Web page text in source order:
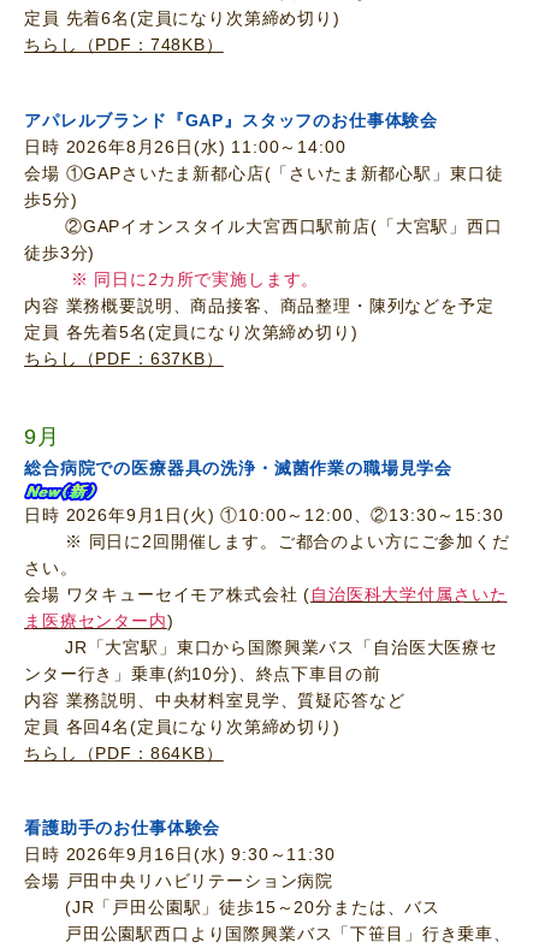
定員 先着6名(定員になり次第締め切り)
ちらし（PDF：748KB）
アパレルブランド『GAP』スタッフのお仕事体験会
日時 2026年8月26日(水) 11:00～14:00
会場 ①GAPさいたま新都心店(「さいたま新都心駅」東口徒
歩5分)
②GAPイオンスタイル大宮西口駅前店(「大宮駅」西口
徒歩3分)
※ 同日に2カ所で実施します。
内容 業務概要説明、商品接客、商品整理・陳列などを予定
定員 各先着5名(定員になり次第締め切り)
ちらし（PDF：637KB）
9月
総合病院での医療器具の洗浄・滅菌作業の職場見学会
日時 2026年9月1日(火) ①10:00～12:00、②13:30～15:30
※ 同日に2回開催します。ご都合のよい方にご参加くだ
さい。
会場 ワタキューセイモア株式会社 (自治医科大学付属さいた
ま医療センター内)
JR「大宮駅」東口から国際興業バス「自治医大医療セ
ンター行き」乗車(約10分)、終点下車目の前
内容 業務説明、中央材料室見学、質疑応答など
定員 各回4名(定員になり次第締め切り)
ちらし（PDF：864KB）
看護助手のお仕事体験会
日時 2026年9月16日(水) 9:30～11:30
会場 戸田中央リハビリテーション病院
(JR「戸田公園駅」徒歩15～20分または、バス
戸田公園駅西口より国際興業バス「下笹目」行き乗車、